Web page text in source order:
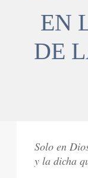
EN
DE
Solo en
y la dicha